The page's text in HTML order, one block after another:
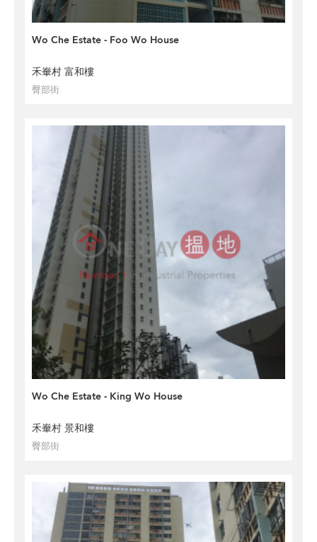
Wo Che Estate - Foo Wo House
禾輋村 富和樓
臀部街
Wo Che Estate - King Wo House
禾輋村 景和樓
臀部街